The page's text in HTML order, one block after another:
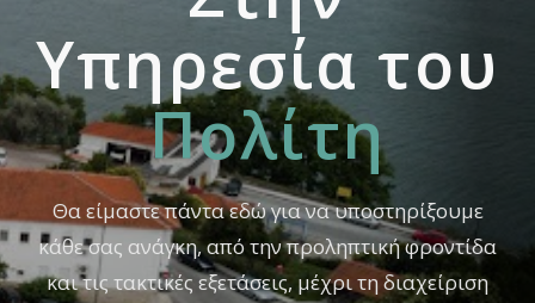
Yπηρεσία του
Πολίτη
Θα είμαστε πάντα εδώ για να υποστηρίξουμε
κάθε σας ανάγκη, από την προληπτική φροντίδα
και τις τακτικές εξετάσεις, μέχρι τη διαχείριση